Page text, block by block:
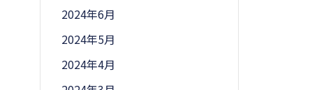
2024年6月
2024年5月
2024年4月